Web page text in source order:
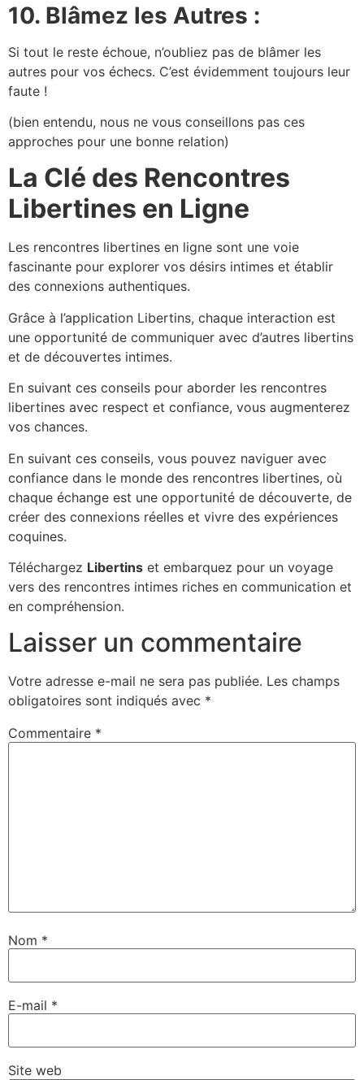
10. Blâmez les Autres :
Si tout le reste échoue, n’oubliez pas de blâmer les
autres pour vos échecs. C’est évidemment toujours leur
faute !
(bien entendu, nous ne vous conseillons pas ces
approches pour une bonne relation)
La Clé des Rencontres
Libertines en Ligne
Les rencontres libertines en ligne sont une voie
fascinante pour explorer vos désirs intimes et établir
des connexions authentiques.
Grâce à l’application Libertins, chaque interaction est
une opportunité de communiquer avec d’autres libertins
et de découvertes intimes.
En suivant ces conseils pour aborder les rencontres
libertines avec respect et confiance, vous augmenterez
vos chances.
En suivant ces conseils, vous pouvez naviguer avec
confiance dans le monde des rencontres libertines, où
chaque échange est une opportunité de découverte, de
créer des connexions réelles et vivre des expériences
coquines.
Téléchargez Libertins et embarquez pour un voyage
vers des rencontres intimes riches en communication et
en compréhension.
Laisser un commentaire
Votre adresse e-mail ne sera pas publiée. Les champs
obligatoires sont indiqués avec *
Commentaire *
Nom *
E-mail *
Site web